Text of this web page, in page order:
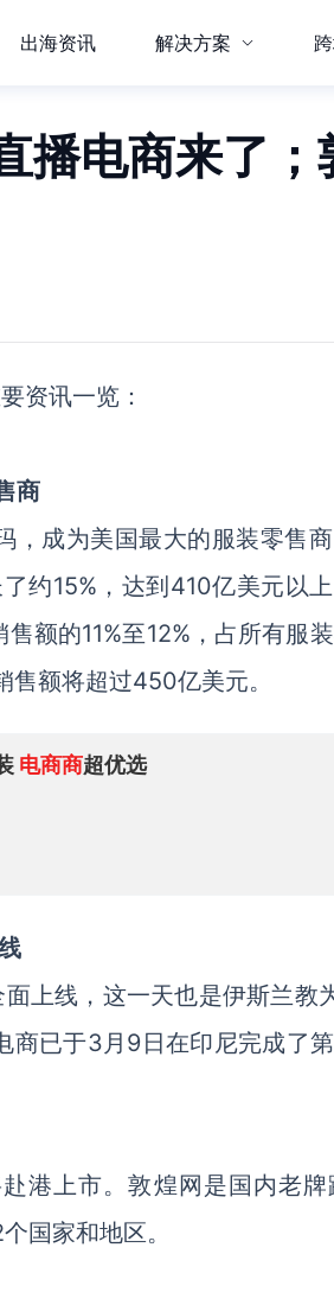
出海资讯 解决方案
播电商来了；
资讯一览：
商
成为美国最大的服装零售
约15%，达到410亿美元以
额的11%至12%，占所有服
额将超过450亿美元。
电商商超优选
上线，这一天也是伊斯兰教
商已于3月9日在印尼完成了
港上市。敦煌网是国内老
国家和地区。